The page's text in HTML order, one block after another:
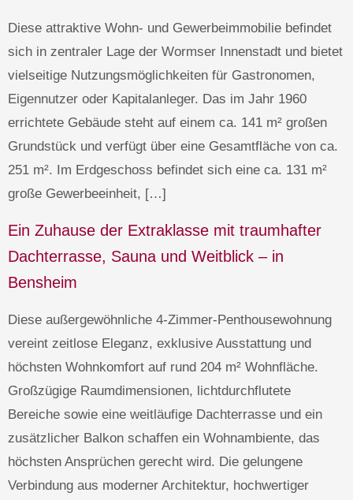
Diese attraktive Wohn- und Gewerbeimmobilie befindet
sich in zentraler Lage der Wormser Innenstadt und bietet
vielseitige Nutzungsmöglichkeiten für Gastronomen,
Eigennutzer oder Kapitalanleger. Das im Jahr 1960
errichtete Gebäude steht auf einem ca. 141 m² großen
Grundstück und verfügt über eine Gesamtfläche von ca.
251 m². Im Erdgeschoss befindet sich eine ca. 131 m²
große Gewerbeeinheit, […]
Ein Zuhause der Extraklasse mit traumhafter
Dachterrasse, Sauna und Weitblick – in
Bensheim
Diese außergewöhnliche 4-Zimmer-Penthousewohnung
vereint zeitlose Eleganz, exklusive Ausstattung und
höchsten Wohnkomfort auf rund 204 m² Wohnfläche.
Großzügige Raumdimensionen, lichtdurchflutete
Bereiche sowie eine weitläufige Dachterrasse und ein
zusätzlicher Balkon schaffen ein Wohnambiente, das
höchsten Ansprüchen gerecht wird. Die gelungene
Verbindung aus moderner Architektur, hochwertiger